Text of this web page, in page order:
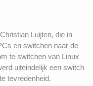
Luijten, die in
en switchen naar de
te switchen van Linux
uiteindelijk een switch
tevredenheid.